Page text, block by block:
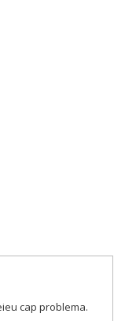
cap problema.